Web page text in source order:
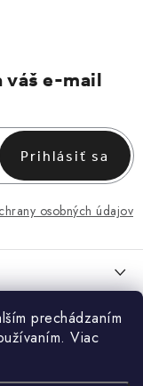
prechádzaním
Viac
váš e-mail
osobných údajov
Prihlásiť sa
údajov